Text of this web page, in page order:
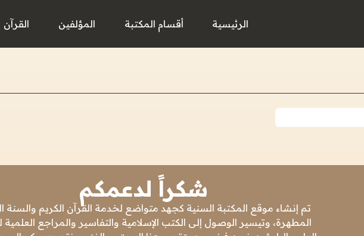
الرئيسية أقسام المكتبة المؤلفين القرآن
شكراً لدعمكم
تم إنشاء موقع المكتبة السنية كجهد متواضع لخدمة القرآن الكريم والسنة
المطهرة، وتيسير الوصول إلى الكتب الإسلامية والتفاسير والمراجع العلمية